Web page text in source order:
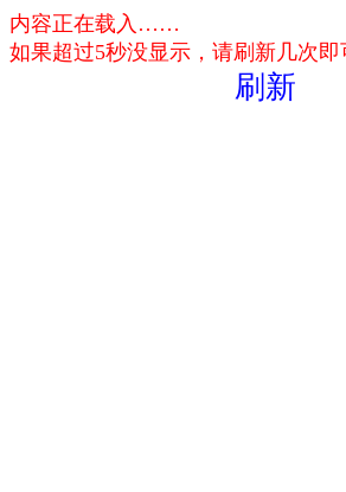
内容正在载入……
如果超过5秒没显示，请刷新几次即
刷新